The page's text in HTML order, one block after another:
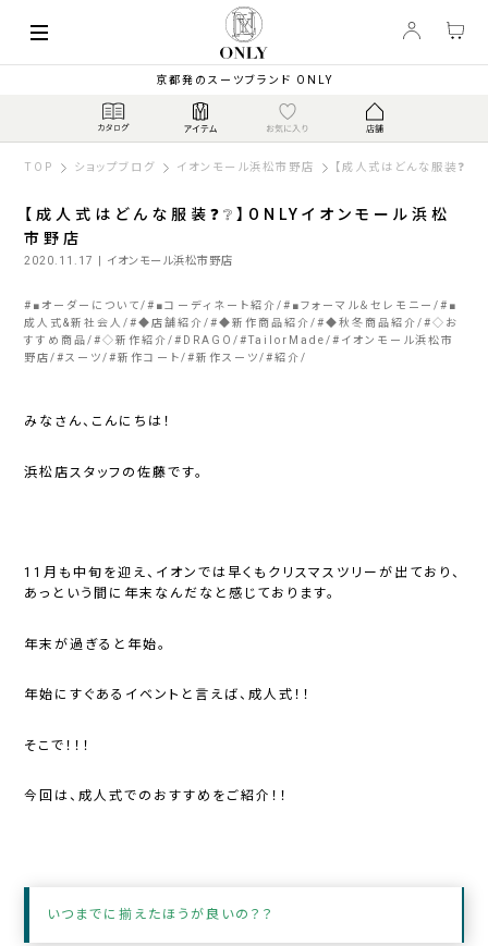
京都発のスーツブランド ONLY
TOP ショップブログ イオンモール浜松市野店 【成人式はどんな服装
【成人式はどんな服装❓❔】ONLYイオンモール浜松
市野店
2020.11.17 | イオンモール浜松市野店
# ■オーダーについて # ■コーディネート紹介 # ■フォーマル＆セレモニー # ■
成人式&新社会人 #◆店舗紹介 #◆新作商品紹介 #◆秋冬商品紹介 #◇お
すすめ商品 #◇新作紹介 # DRAGO #TailorMade # イオンモール浜松市
野店 # スーツ #新作コート #新作スーツ #紹介
みなさん、こんにちは！
浜松店スタッフの佐藤です。
11月も中旬を迎え、イオンでは早くもクリスマスツリーが出ており、
あっという間に年末なんだなと感じております。
年末が過ぎると年始。
年始にすぐあるイベントと言えば、成人式！！
そこで！！！
今回は、成人式でのおすすめをご紹介！！
いつまでに揃えたほうが良いの？？